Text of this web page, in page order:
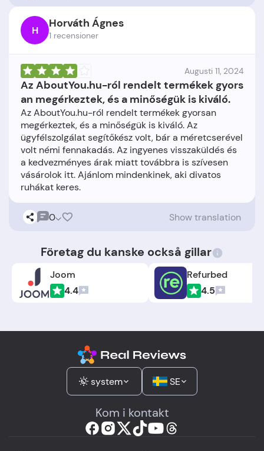
H Horváth Ágnes
1 recensioner
Augusti 11, 2024
Az AboutYou.hu-ról rendelt termékek gyors
an megérkeztek, és a minőségük is kiváló.
Az AboutYou.hu-ról rendelt termékek gyorsan
megérkeztek, és a minőségük is kiváló. Az
ügyfélszolgálat segítőkész volt, bár a méretcserével
volt némi fennakadás. Az ingyenes visszaküldés és
a kedvezményes árak miatt továbbra is szívesen
vásárolok itt. Ajánlom mindenkinek, aki divatos
0 Show translation
Företag du kanske också gillar
Joom
4.4
Refurbed
4.5
system SE
Kom i kontakt